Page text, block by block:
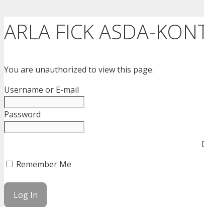
ARLA FICK ASDA-
You are unauthorized to view this page.
Username or E-mail
Password
Remember Me